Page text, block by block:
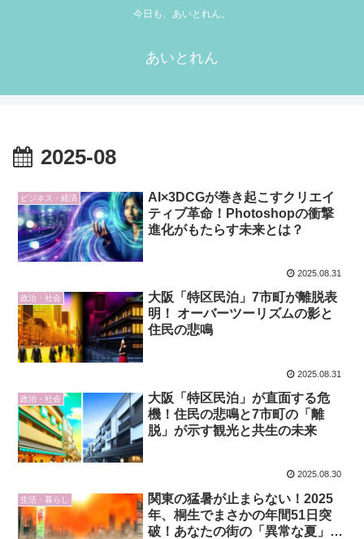
今日も、あいとれん。
あいとれん
2025-08
ビジネス・経済
AI×3DCGが巻き起こすクリエイ
ティブ革命！Photoshopの衝撃
進化がもたらす未来とは？
2025.08.31
政治・社会
大阪「特区民泊」7市町が離脱表
明！ オーバーツーリズムの影と
住民の悲鳴
2025.08.31
政治・社会
大阪「特区民泊」が直面する危
機！住民の悲鳴と7市町の「離
脱」が示す観光と共生の未来
2025.08.30
生活・暮らし
関東の猛暑が止まらない！2025
年、桐生でまさかの年間51日突
破！あなたの街の「異常な夏」を